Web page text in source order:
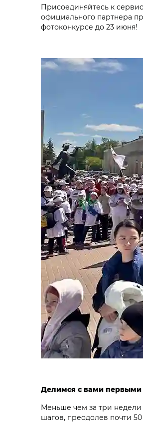
Присоединяйтесь к
официального партнера
фотоконкурсе до 23 июня!
Делимся с вами первыми
Меньше чем за три недели
шагов, преодолев почти